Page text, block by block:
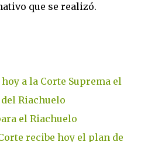
que se realizó.
a la Corte Suprema el
Riachuelo
el Riachuelo
recibe hoy el plan de